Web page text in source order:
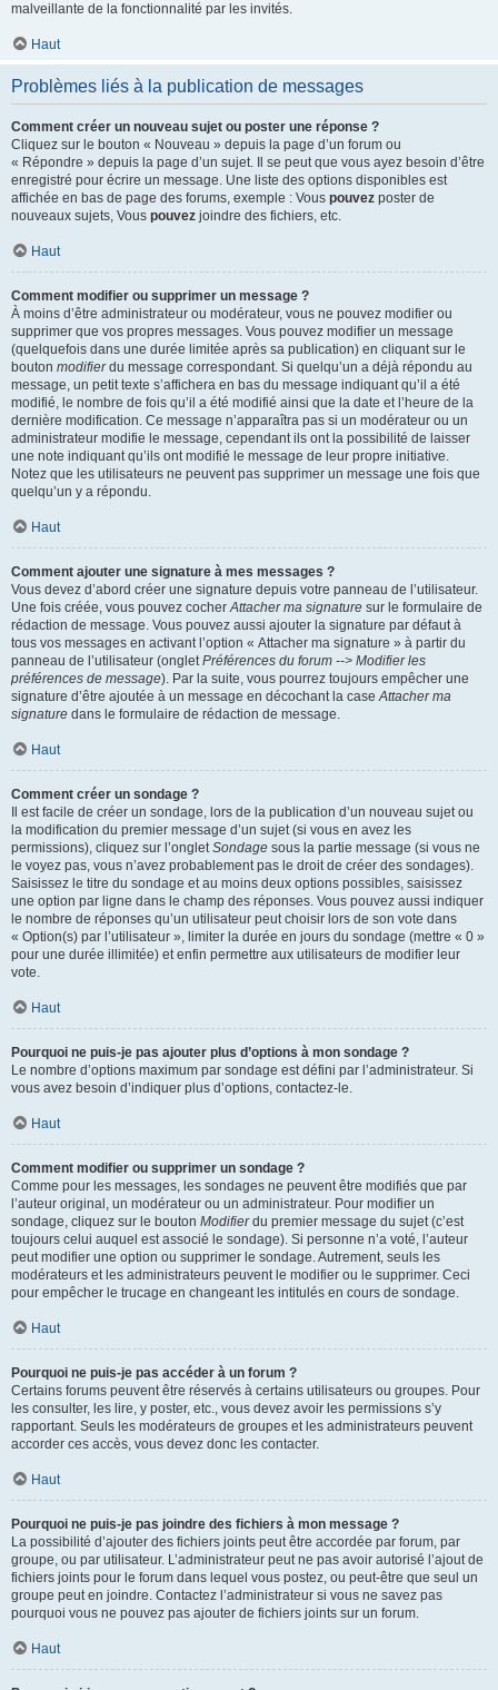
malveillante de la fonctionnalité par les invités.
Haut
Problèmes liés à la publication de messages
Comment créer un nouveau sujet ou poster une réponse ?
Cliquez sur le bouton « Nouveau » depuis la page d’un forum ou
« Répondre » depuis la page d’un sujet. Il se peut que vous ayez besoin d’être
enregistré pour écrire un message. Une liste des options disponibles est
affichée en bas de page des forums, exemple : Vous pouvez poster de
nouveaux sujets, Vous pouvez joindre des fichiers, etc.
Haut
Comment modifier ou supprimer un message ?
À moins d’être administrateur ou modérateur, vous ne pouvez modifier ou
supprimer que vos propres messages. Vous pouvez modifier un message
(quelquefois dans une durée limitée après sa publication) en cliquant sur le
bouton modifierdu message correspondant. Si quelqu’un a déjà répondu au
message, un petit texte s’affichera en bas du message indiquant qu’il a été
modifié, le nombre de fois qu’il a été modifié ainsi que la date et l’heure de la
dernière modification. Ce message n’apparaîtra pas si un modérateur ou un
administrateur modifie le message, cependant ils ont la possibilité de laisser
une note indiquant qu’ils ont modifié le message de leur propre initiative.
Notez que les utilisateurs ne peuvent pas supprimer un message une fois que
quelqu’un y a répondu.
Haut
Comment ajouter une signature à mes messages ?
Vous devez d’abord créer une signature depuis votre panneau de l’utilisateur.
Une fois créée, vous pouvez cocherAttacher ma signature sur le formulaire de
rédaction de message. Vous pouvez aussi ajouter la signature par défaut à
tous vos messages en activant l’option « Attacher ma signature » à partir du
panneau de l’utilisateur (ongletPréférences du forum --> Modifier les
préférences de message). Par la suite, vous pourrez toujours empêcher une
signature d’être ajoutée à un message en décochant la caseAttacher ma
signature dans le formulaire de rédaction de message.
Haut
Comment créer un sondage ?
Il est facile de créer un sondage, lors de la publication d’un nouveau sujet ou
la modification du premier message d’un sujet (si vous en avez les
permissions), cliquez sur l’ongletSondage sous la partie message (si vous ne
le voyez pas, vous n’avez probablement pas le droit de créer des sondages).
Saisissez le titre du sondage et au moins deux options possibles, saisissez
une option par ligne dans le champ des réponses. Vous pouvez aussi indiquer
le nombre de réponses qu’un utilisateur peut choisir lors de son vote dans
« Option(s) par l’utilisateur », limiter la durée en jours du sondage (mettre « 0 »
pour une durée illimitée) et enfin permettre aux utilisateurs de modifier leur
vote.
Haut
Pourquoi ne puis-je pas ajouter plus d’options à mon sondage ?
Le nombre d’options maximum par sondage est défini par l’administrateur. Si
vous avez besoin d’indiquer plus d’options, contactez-le.
Haut
Comment modifier ou supprimer un sondage ?
Comme pour les messages, les sondages ne peuvent être modifiés que par
l’auteur original, un modérateur ou un administrateur. Pour modifier un
sondage, cliquez sur le bouton Modifierdu premier message du sujet (c’est
toujours celui auquel est associé le sondage). Si personne n’a voté, l’auteur
peut modifier une option ou supprimer le sondage. Autrement, seuls les
modérateurs et les administrateurs peuvent le modifier ou le supprimer. Ceci
pour empêcher le trucage en changeant les intitulés en cours de sondage.
Haut
Pourquoi ne puis-je pas accéder à un forum ?
Certains forums peuvent être réservés à certains utilisateurs ou groupes. Pour
les consulter, les lire, y poster, etc., vous devez avoir les permissions s’y
rapportant. Seuls les modérateurs de groupes et les administrateurs peuvent
accorder ces accès, vous devez donc les contacter.
Haut
Pourquoi ne puis-je pas joindre des fichiers à mon message ?
La possibilité d’ajouter des fichiers joints peut être accordée par forum, par
groupe, ou par utilisateur. L’administrateur peut ne pas avoir autorisé l’ajout de
fichiers joints pour le forum dans lequel vous postez, ou peut-être que seul un
groupe peut en joindre. Contactez l’administrateur si vous ne savez pas
pourquoi vous ne pouvez pas ajouter de fichiers joints sur un forum.
Haut